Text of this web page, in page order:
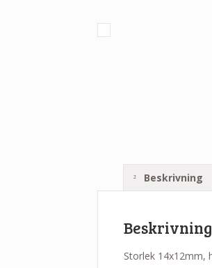
Beskrivning
Beskrivning
Storlek 14x12mm,